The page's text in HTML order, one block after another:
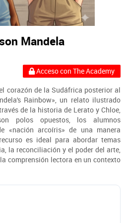
Mandela
Acceso con The Academy
corazón de la Sudáfrica posterior al
Rainbow», un relato ilustrado
de la historia de Lerato y Chloe,
polos opuestos, los alumnos
«nación arcoíris» de una manera
es ideal para abordar temas
la reconciliación y el poder del arte,
comprensión lectora en un contexto